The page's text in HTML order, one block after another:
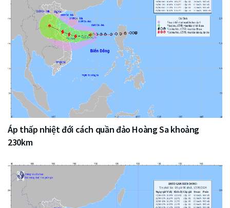
Áp thấp nhiệt đới cách quần đảo Hoàng Sa khoảng
230km